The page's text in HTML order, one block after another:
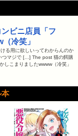
ビニ店員「フ
冷笑」
る用に欲しいってわからんのか
つマジで […] The post 猫の餌購
しこまりましたwwww（冷笑」